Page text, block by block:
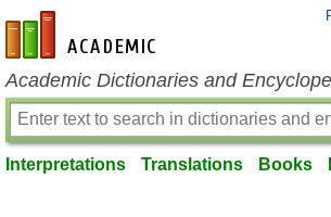
en-academic.com
Academic Dictionaries and
Interpretations Translations Books